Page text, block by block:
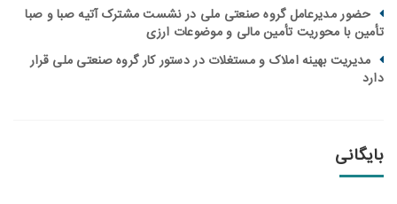
مدیرعامل گروه صنعتی ملی در نشست مشترک آتیه صبا و صبا
با محوریت تأمین مالی و موضوعات ارزی
بهینه املاک و مستغلات در دستور کار گروه صنعتی ملی قرار